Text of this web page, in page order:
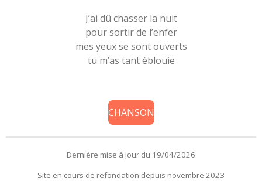
J’ai dû chasser la nuit
pour sortir de l’enfer
mes yeux se sont ouverts
tu m’as tant éblouie
CHANSON
Dernière mise à jour du 19/04/2026
Site en cours de refondation depuis novembre 2023